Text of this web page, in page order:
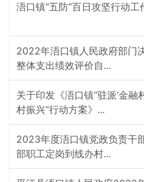
浯口镇“五防”百日攻坚行动工
2022年浯口镇人民政府部门
整体支出绩效评价自...
关于印发《浯口镇“驻派‘金融
村振兴”行动方案》...
2023年度浯口镇党政负责干
部职工定岗到线办村...